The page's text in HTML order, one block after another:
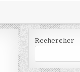
Rechercher